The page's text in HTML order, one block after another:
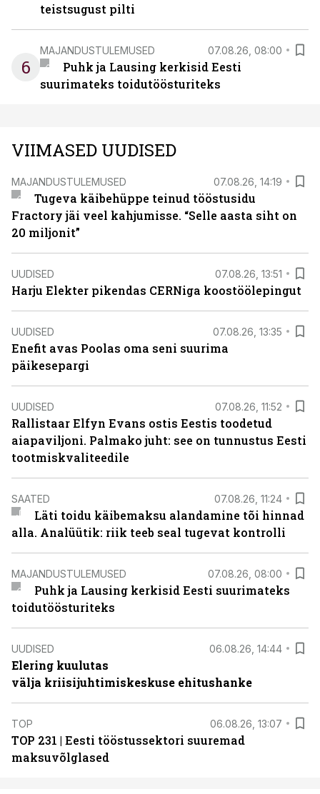
teistsugust pilti
6
MAJANDUSTULEMUSED 07.08.26, 08:00
Puhk ja Lausing kerkisid Eesti
suurimateks toidutöösturiteks
VIIMASED UUDISED
MAJANDUSTULEMUSED 07.08.26, 14:19
Tugeva käibehüppe teinud tööstusidu
Fractory jäi veel kahjumisse. “Selle aasta siht on
20 miljonit”
UUDISED 07.08.26, 13:51
Harju Elekter pikendas CERNiga koostöölepingut
UUDISED 07.08.26, 13:35
Enefit avas Poolas oma seni suurima
päikesepargi
UUDISED 07.08.26, 11:52
Rallistaar Elfyn Evans ostis Eestis toodetud
aiapaviljoni. Palmako juht: see on tunnustus Eesti
tootmiskvaliteedile
SAATED 07.08.26, 11:24
Läti toidu käibemaksu alandamine tõi hinnad
alla. Analüütik: riik teeb seal tugevat kontrolli
MAJANDUSTULEMUSED 07.08.26, 08:00
Puhk ja Lausing kerkisid Eesti suurimateks
toidutöösturiteks
UUDISED 06.08.26, 14:44
Elering kuulutas
välja kriisijuhtimiskeskuse ehitushanke
TOP 06.08.26, 13:07
TOP 231 | Eesti tööstussektori suuremad
maksuvõlglased